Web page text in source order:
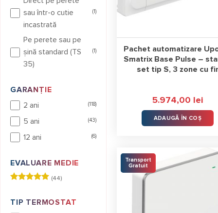
sau într-o cutie
incastrată
(1)
Pe perete sau pe
şină standard (TS
35)
(1)
GARANȚIE
2 ani
(118)
5 ani (43)
12 ani (6)
EVALUARE MEDIE
5
(44)
TIP TERMOSTAT
Spre deosebire de sistemele
Piesele și sistemele ce pot fi
avem disponibile pe piața din
administra toate orice
Se montează pe perete și
Automatizare SALUS
În ceea ce privește
este unul dintre cele
pardoseală.
Pachet automatizare
Smatrix Base Pulse –
set tip S, 3 zone cu fir
5.974,00 lei
ADAUGĂ ÎN COȘ
Transport
Gratuit